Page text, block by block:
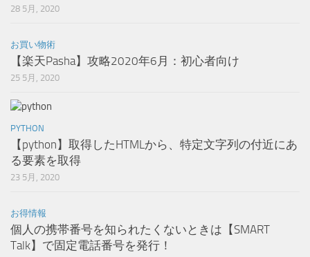
28 5月, 2020
お買い物術
【楽天Pasha】攻略2020年6月：初心者向け
25 5月, 2020
PYTHON
【python】取得したHTMLから、特定文字列の付近にあ
る要素を取得
23 5月, 2020
お得情報
個人の携帯番号を知られたくないときは【SMART
Talk】で固定電話番号を発行！